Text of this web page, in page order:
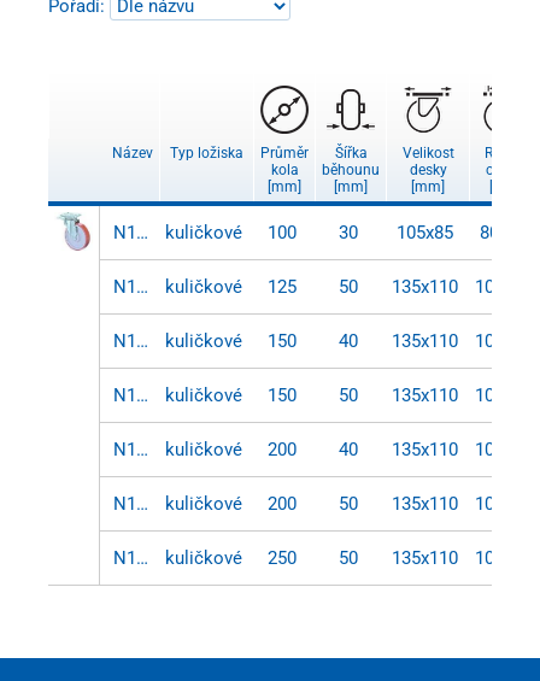
Pořadí:
Název Typ ložiska
Průměr
kola
[mm]
Šířka
běhounu
[mm]
Velikost
desky
[mm]
Rozteč
otvorů
N120.C10.101 kuličkové 100 30 105x85 80x60
N120.C10.129 kuličkové 125 50 135x110 105x75
N120.C10.152 kuličkové 150 40 135x110 105x75
N120.C10.154 kuličkové 150 50 135x110 105x75
N120.C10.201 kuličkové 200 40 135x110 105x75
N120.C10.203 kuličkové 200 50 135x110 105x75
N120.C10.251 kuličkové 250 50 135x110 105x75